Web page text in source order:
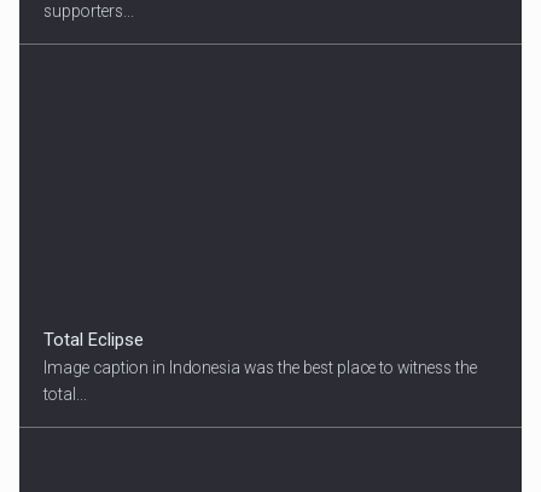
supporters...
Total Eclipse
Image caption in Indonesia was the best place to witness the
total...